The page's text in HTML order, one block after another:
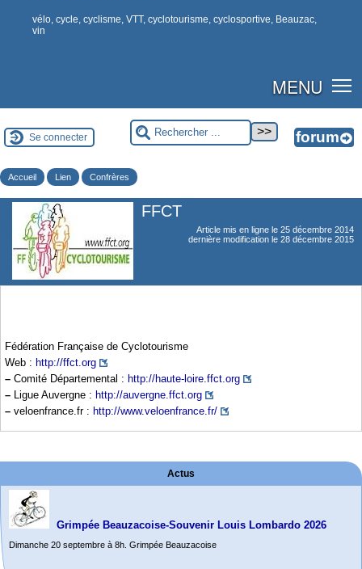
vélo, cycle, cyclisme, VTT, cyclotourisme, cyclosportive, Beauzac,
vin
MENU
Se connecter
Accueil Lien Confrères
FFCT
Article mis en ligne le 25 décembre 2014
dernière modification le 28 décembre 2015
Fédération Française de Cyclotourisme
Web : http://ffct.org
– Comité Départemental : http://haute-loire.ffct.org
– Ligue Auvergne : http://auvergne.ffct.org
– veloenfrance.fr : http://www.veloenfrance.fr/
Actus
Grimpée Beauzacoise-Souvenir Louis Lombardo 2026
Dimanche 20 septembre à 8h. Grimpée Beauzacoise